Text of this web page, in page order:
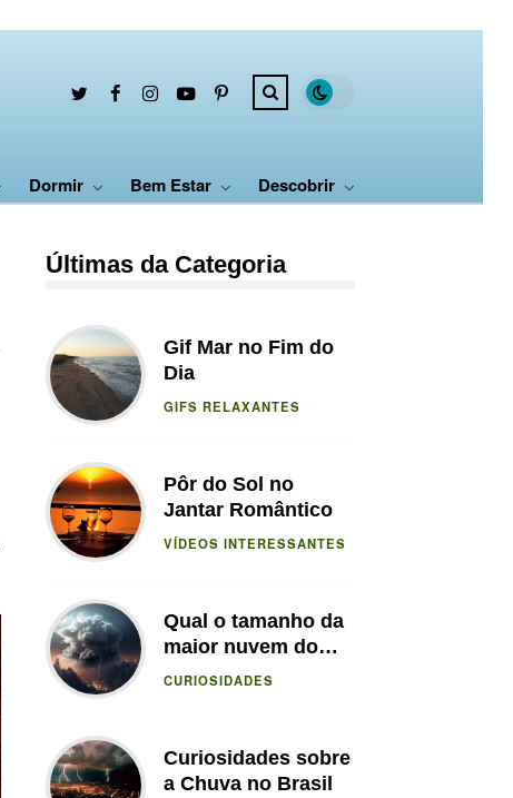
Dormir Bem Estar Descobrir
Últimas da Categoria
Gif Mar no Fim do
Dia
GIFS RELAXANTES
Pôr do Sol no
Jantar Romântico
VÍDEOS INTERESSANTES
Qual o tamanho da
maior nuvem do
mundo?
CURIOSIDADES
Curiosidades sobre
a Chuva no Brasil